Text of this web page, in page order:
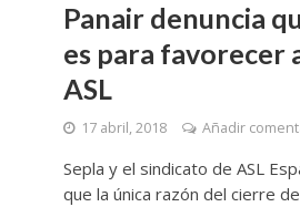
Panair denuncia
es para favorecer
ASL
17 abril, 2018 Añadir
Sepla y el sindicato de ASL
que la única razón del cierre